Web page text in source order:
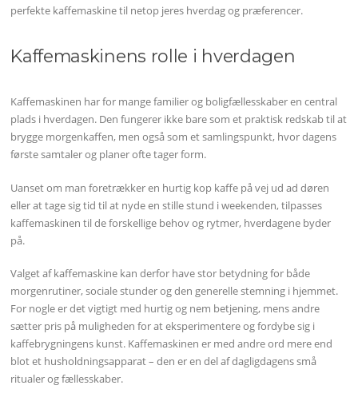
perfekte kaffemaskine til netop jeres hverdag og præferencer.
Kaffemaskinens rolle i hverdagen
Kaffemaskinen har for mange familier og boligfællesskaber en central
plads i hverdagen. Den fungerer ikke bare som et praktisk redskab til at
brygge morgenkaffen, men også som et samlingspunkt, hvor dagens
første samtaler og planer ofte tager form.
Uanset om man foretrækker en hurtig kop kaffe på vej ud ad døren
eller at tage sig tid til at nyde en stille stund i weekenden, tilpasses
kaffemaskinen til de forskellige behov og rytmer, hverdagene byder
på.
Valget af kaffemaskine kan derfor have stor betydning for både
morgenrutiner, sociale stunder og den generelle stemning i hjemmet.
For nogle er det vigtigt med hurtig og nem betjening, mens andre
sætter pris på muligheden for at eksperimentere og fordybe sig i
kaffebrygningens kunst. Kaffemaskinen er med andre ord mere end
blot et husholdningsapparat – den er en del af dagligdagens små
ritualer og fællesskaber.